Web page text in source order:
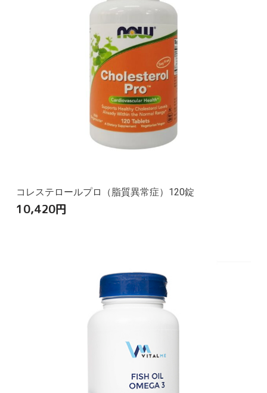
コレステロールプロ（脂質異常症）120錠
10,420円